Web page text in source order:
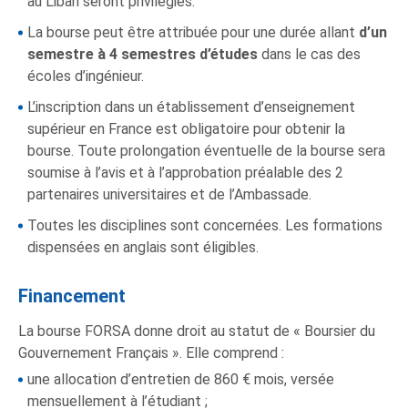
La bourse peut être attribuée pour une durée allant d’un
semestre à 4 semestres d’études dans le cas des
écoles d’ingénieur.
L’inscription dans un établissement d’enseignement
supérieur en France est obligatoire pour obtenir la
bourse. Toute prolongation éventuelle de la bourse sera
soumise à l’avis et à l’approbation préalable des 2
partenaires universitaires et de l’Ambassade.
Toutes les disciplines sont concernées. Les formations
dispensées en anglais sont éligibles.
Financement
La bourse FORSA donne droit au statut de « Boursier du
Gouvernement Français ». Elle comprend :
une allocation d’entretien de 860 € mois, versée
mensuellement à l’étudiant ;